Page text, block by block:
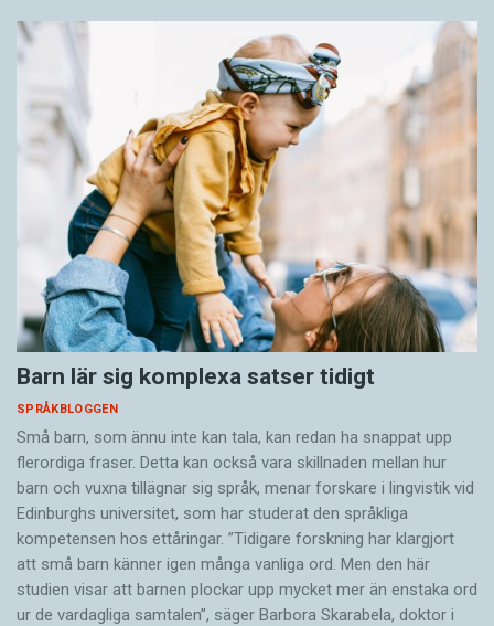
Barn lär sig komplexa satser tidigt
SPRÅKBLOGGEN
Små barn, som ännu inte kan tala, kan redan ha snappat upp
flerordiga fraser. Detta kan också vara skillnaden mellan hur
barn och vuxna tillägnar sig språk, menar forskare i lingvistik vid
Edinburghs universitet, som har studerat den språkliga
kompetensen hos ettåringar. ”Tidigare forskning har klargjort
att små barn känner igen många vanliga ord. Men den här
studien visar att barnen plockar upp mycket mer än enstaka ord
ur de vardagliga samtalen”, säger Barbora Skarabela, doktor i